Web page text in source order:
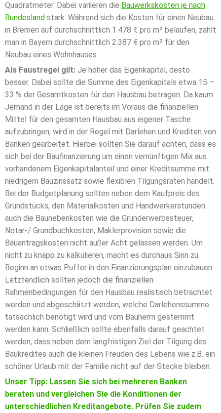
Quadratmeter. Dabei variieren die Bauwerkskosten je nach
Bundesland stark. Während sich die Kosten für einen Neubau
in Bremen auf durchschnittlich 1.478 € pro m² belaufen, zahlt
man in Bayern durchschnittlich 2.387 € pro m² für den
Neubau eines Wohnhauses.
Als Faustregel gilt: Je höher das Eigenkapital, desto
besser. Dabei sollte die Summe des Eigenkapitals etwa 15 –
33 % der Gesamtkosten für den Hausbau betragen. Da kaum
Jemand in der Lage ist bereits im Voraus die finanziellen
Mittel für den gesamten Hausbau aus eigener Tasche
aufzubringen, wird in der Regel mit Darlehen und Krediten von
Banken gearbeitet. Hierbei sollten Sie darauf achten, dass es
sich bei der Baufinanzierung um einen vernünftigen Mix aus
vorhandenem Eigenkapitalanteil und einer Kreditsumme mit
niedrigem Bauzinssatz sowie flexiblen Tilgungsraten handelt.
Bei der Budgetplanung sollten neben dem Kaufpreis des
Grundstücks, den Materialkosten und Handwerkerstunden
auch die Baunebenkosten wie die Grunderwerbssteuer,
Notar-/ Grundbuchkosten, Maklerprovision sowie die
Bauantragskosten nicht außer Acht gelassen werden. Um
nicht zu knapp zu kalkulieren, macht es durchaus Sinn zu
Beginn an etwas Puffer in den Finanzierungsplan einzubauen.
Letztendlich sollten jedoch die finanziellen
Rahmenbedingungen für den Hausbau realistisch betrachtet
werden und abgeschätzt werden, welche Darlehenssumme
tatsächlich benötigt wird und vom Bauherrn gestemmt
werden kann. Schließlich sollte ebenfalls darauf geachtet
werden, dass neben dem langfristigen Ziel der Tilgung des
Baukredites auch die kleinen Freuden des Lebens wie z.B. ein
schöner Urlaub mit der Familie nicht auf der Stecke bleiben.
Unser Tipp: Lassen Sie sich bei mehreren Banken
beraten und vergleichen Sie die Konditionen der
unterschiedlichen Kreditangebote. Prüfen Sie zudem